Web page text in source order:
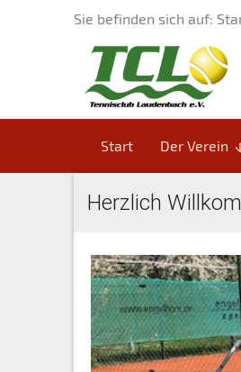
Sie befinden sich auf:
Start Der Verein
Herzlich